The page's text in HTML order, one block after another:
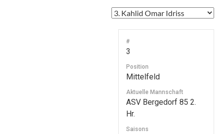
#
3
Position
Mittelfeld
Aktuelle Mannschaft
ASV Bergedorf 85 2.
Hr.
Saisons